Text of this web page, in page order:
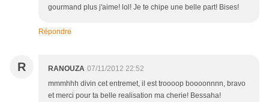
gourmand plus j'aime! lol! Je te chipe une belle part! Bises!
Répondre
R RANOUZA 07/11/2012 22:52
mmmhhh divin cet entremet, il est troooop boooonnnn, bravo
et merci pour ta belle realisation ma cherie! Bessaha!